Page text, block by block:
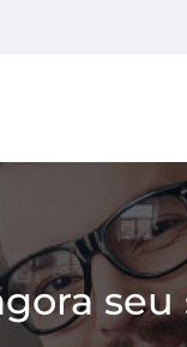
seu